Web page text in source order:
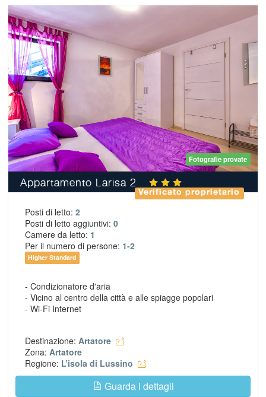
Fotografie provate
Appartamento Larisa 2
Verificato proprietario
Posti di letto: 2
Posti di letto aggiuntivi: 0
Camere da letto: 1
Per il numero di persone: 1-2
Higher Standard
- Condizionatore d'aria
- Vicino al centro della città e alle spiagge popolari
- Wi-Fi Internet
Destinazione: Artatore
Zona: Artatore
Regione: L’isola di Lussino
Guarda i dettagli